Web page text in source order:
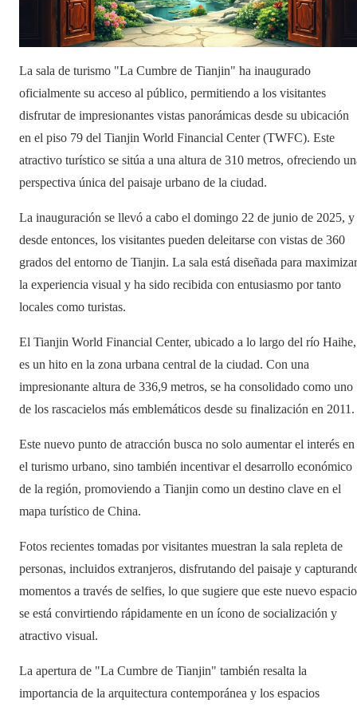
La sala de turismo "La Cumbre de Tianjin" ha inaugurado
oficialmente su acceso al público, permitiendo a los visitantes
disfrutar de impresionantes vistas panorámicas desde su ubicación
en el piso 79 del Tianjin World Financial Center (TWFC). Este
atractivo turístico se sitúa a una altura de 310 metros, ofreciendo
perspectiva única del paisaje urbano de la ciudad.
La inauguración se llevó a cabo el domingo 22 de junio de 2025, y
desde entonces, los visitantes pueden deleitarse con vistas de 360
grados del entorno de Tianjin. La sala está diseñada para maximizar
la experiencia visual y ha sido recibida con entusiasmo por tanto
locales como turistas.
El Tianjin World Financial Center, ubicado a lo largo del río Haihe,
es un hito en la zona urbana central de la ciudad. Con una
impresionante altura de 336,9 metros, se ha consolidado como uno
de los rascacielos más emblemáticos desde su finalización en 2011.
Este nuevo punto de atracción busca no solo aumentar el interés en
el turismo urbano, sino también incentivar el desarrollo económico
de la región, promoviendo a Tianjin como un destino clave en el
mapa turístico de China.
Fotos recientes tomadas por visitantes muestran la sala repleta de
personas, incluidos extranjeros, disfrutando del paisaje y
momentos a través de selfies, lo que sugiere que este nuevo espacio
se está convirtiendo rápidamente en un ícono de socialización y
atractivo visual.
La apertura de "La Cumbre de Tianjin" también resalta la
importancia de la arquitectura contemporánea y los espacios